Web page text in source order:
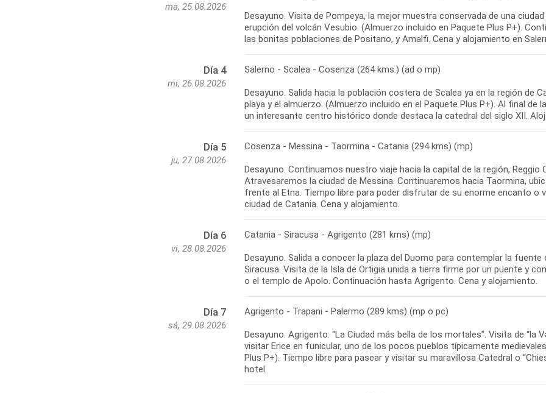
ma, 25.08.2026
Desayuno. Visita de Pompeya, la mejor muestra conservada de una
erupción del volcán Vesubio. (Almuerzo incluido en Paquete Plus P+).
las bonitas poblaciones de Positano, y Amalfi. Cena y alojamiento en
Día 4
mi, 26.08.2026
Salerno - Scalea - Cosenza (264 kms.) (ad o mp)
Desayuno. Salida hacia la población costera de Scalea ya en la región de
playa y el almuerzo. (Almuerzo incluido en el Paquete Plus P+). Al final de
un interesante centro histórico donde destaca la catedral del siglo XII.
Día 5
ju, 27.08.2026
Cosenza - Messina - Taormina - Catania (294 kms) (mp)
Desayuno. Continuamos nuestro viaje hacia la capital de la región, Reggio
Atravesaremos la ciudad de Messina. Continuaremos hacia Taormina,
frente al Etna. Tiempo libre para poder disfrutar de su enorme encanto o
ciudad de Catania. Cena y alojamiento.
Día 6
vi, 28.08.2026
Catania - Siracusa - Agrigento (281 kms) (mp)
Desayuno. Salida a conocer la plaza del Duomo para contemplar la
Siracusa. Visita de la Isla de Ortigia unida a tierra firme por un puente y
o el templo de Apolo. Continuación hasta Agrigento. Cena y alojamiento.
Día 7
sá, 29.08.2026
Agrigento - Trapani - Palermo (289 kms) (mp o pc)
Desayuno. Agrigento: “La Ciudad más bella de los mortales”. Visita de “la
visitar Erice en funicular, uno de los pocos pueblos típicamente
Plus P+). Tiempo libre para pasear y visitar su maravillosa Catedral o
hotel.